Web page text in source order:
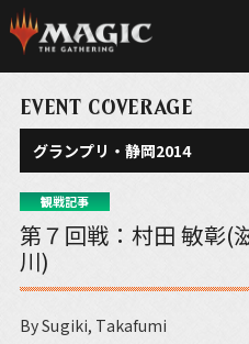
EVENT COVERAGE
グランプリ・静岡2014
観戦記事
第７回戦：村田 敏彰(
川)
By Sugiki, Takafumi